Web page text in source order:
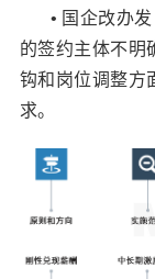
• 国企改办
的签约主体不明
钩和岗位调整方
求。